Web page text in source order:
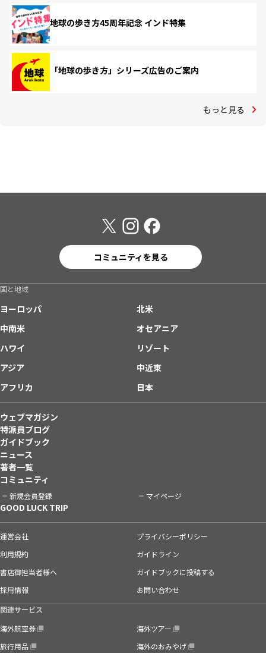
地球の歩き方45周年記念 インド特集
「地球の歩き方」シリーズ広告のご案内
もっと見る
コミュニティを見る
国と地域
ヨーロッパ
北米
中南米
オセアニア
ハワイ
リゾート
アジア
中近東
アフリカ
日本
ウェブマガジン
特派員ブログ
ガイドブック
ニュース
著者一覧
コミュニティ
新規会員登録 マイページ
GOOD LUCK TRIP
運営会社
プライバシーポリシー
利用規約
ガイドライン
書店御担当者様へ
ガイドブックに投稿する
採用情報
お問い合わせ
関連サービス
海外航空券
海外ツアー
旅行用品
海外のおみやげ